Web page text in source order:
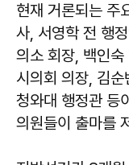
현재 거론되는 주
사, 서영학 전 행
의소 회장, 백인
시의회 의장, 김
청와대 행정관 등
의원들이 출마를